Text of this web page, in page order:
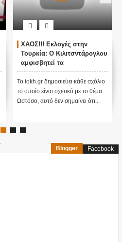
ΧΑΟΣ!!! Εκλογές στην
Τουρκία: Ο Κιλιτσντάρογλου
αμφισβητεί τα
αποτελέσματα θα γίνουν
ενστάσεις...
Το iokh.gr δημοσιεύει κάθε σχόλιο
το οποίο είναι σχετικό με το θέμα.
Ωστόσο, αυτό δεν σημαίνει ότι...
Blogger Facebook